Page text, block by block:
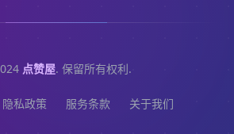
点赞屋. 保留所有权利.
隐私政策 服务条款 关于我们